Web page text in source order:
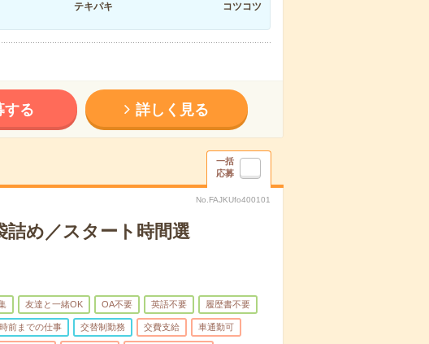
テキパキ
コツコツ
する 詳しく見る
一括
応募
No.FAJKUfo400101
詰め／スタート時間選
友達と一緒OK OA不要 英語不要 履歴書不要
前までの仕事 交替制勤務 交費支給 車通勤可